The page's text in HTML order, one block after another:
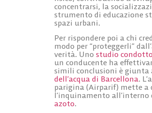
concentrarsi, la
strumento di educazione
spazi urbani.
Per rispondere poi a chi
modo per “proteggerli”
verità. Uno studio
un conducente ha
simili conclusioni è giunta
dell’acqua di Barcellona.
parigina (Airparif) mette a
l’inquinamento all’interno
azoto.